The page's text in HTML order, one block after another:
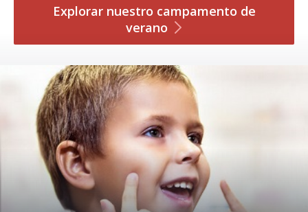
Explorar nuestro campamento de
verano